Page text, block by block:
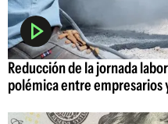
Reducción de la jornada
polémica entre empresarios